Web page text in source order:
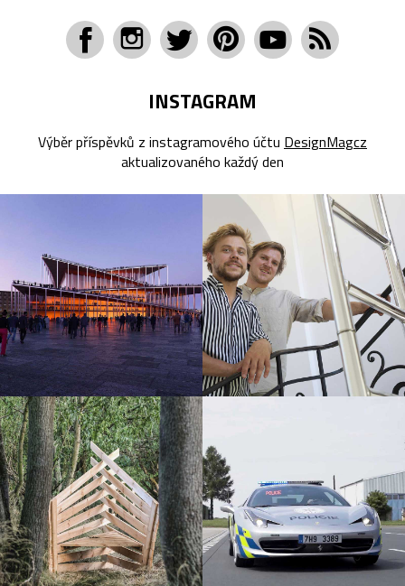
INSTAGRAM
Výběr příspěvků z instagramového účtu DesignMagcz
aktualizovaného každý den